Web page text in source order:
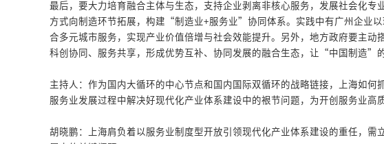
最后，要大力培育融合主体与生态，支持企业剥离非核心服务，发展社会化专
方式向制造环节拓展，构建“制造业+服务业”协同体系。实践中有广州企业
合多元城市服务，实现产业价值倍增与社会效能提升。另外，地方政府要主动
科创协同、服务共享，形成优势互补、协同发展的融合生态，让“中国制造”
主持人：作为国内大循环的中心节点和国内国际双循环的战略链接，上海如何
服务业发展过程中解决好现代化产业体系建设中的裉节问题，为开创服务业高
胡晓鹏：上海肩负着以服务业制度型开放引领现代化产业体系建设的重任，需